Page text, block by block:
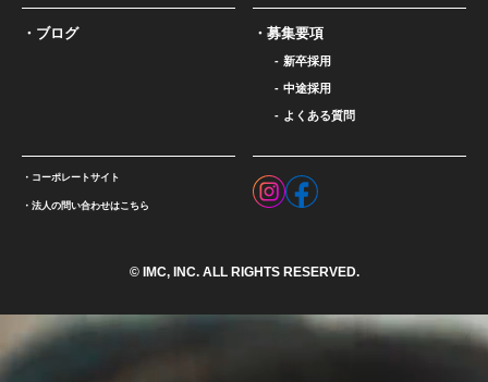
ブログ 募集要項
新卒採用
中途採用
よくある質問
コーポレートサイト
法人の問い合わせはこちら
© IMC, INC. ALL RIGHTS RESERVED.